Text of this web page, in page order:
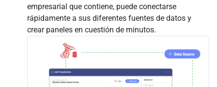
empresarial que contiene, puede conectarse
rápidamente a sus diferentes fuentes de datos y
crear paneles en cuestión de minutos.